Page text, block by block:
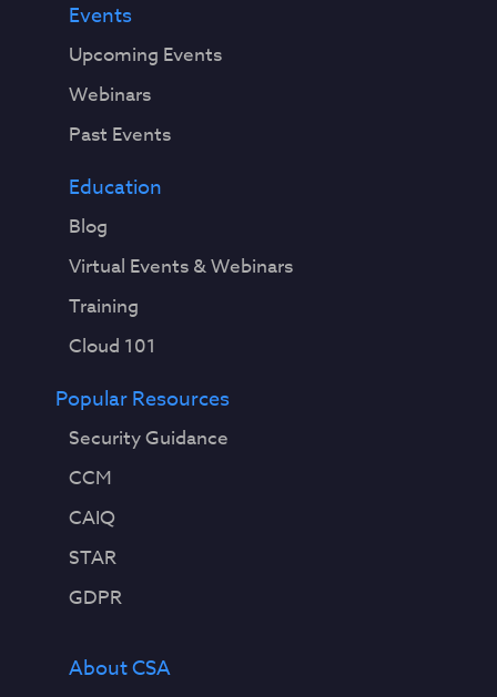
Events
Upcoming Events
Webinars
Past Events
Education
Blog
Virtual Events & Webinars
Training
Cloud 101
Popular Resources
Security Guidance
CCM
CAIQ
STAR
GDPR
About CSA